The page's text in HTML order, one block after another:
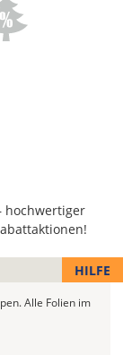
hochwertiger
HILFE
Alle Folien im